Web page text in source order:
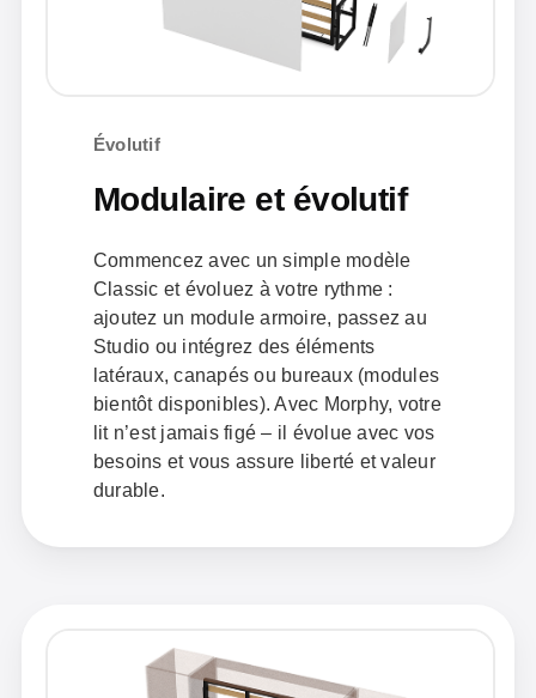
Évolutif
Modulaire et évolutif
Commencez avec un simple modèle
Classic et évoluez à votre rythme :
ajoutez un module armoire, passez au
Studio ou intégrez des éléments
latéraux, canapés ou bureaux (modules
bientôt disponibles). Avec Morphy, votre
lit n’est jamais figé – il évolue avec vos
besoins et vous assure liberté et valeur
durable.